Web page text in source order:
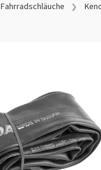
Fahrradschläuche